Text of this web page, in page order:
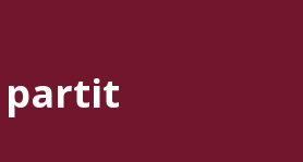
partit